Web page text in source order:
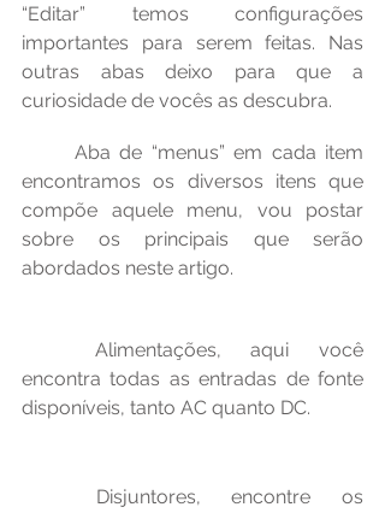
“Editar” temos configurações
importantes para serem feitas. Nas
outras abas deixo para que a
curiosidade de vocês as descubra.
encontramos os diversos itens que
compõe aquele menu, vou postar
sobre os principais que serão
abordados neste artigo.
encontra todas as entradas de fonte
disponíveis, tanto AC quanto DC.